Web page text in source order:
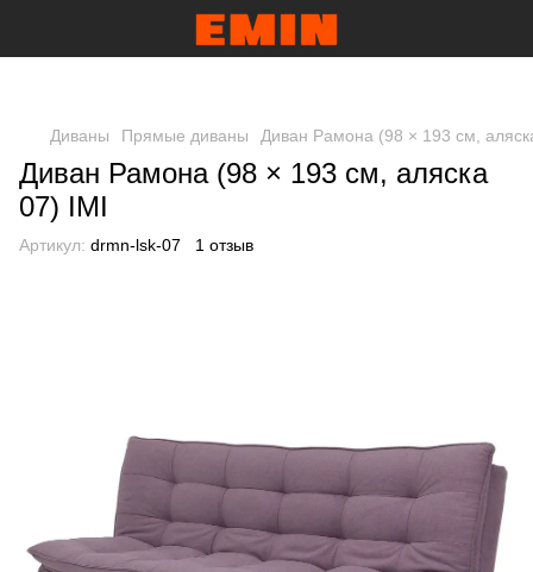
Диваны Прямые диваны Диван Рамона (98 × 193 см,
Диван Рамона (98 × 193 см, аляска
07) IMI
Артикул: drmn-lsk-07 1 отзыв